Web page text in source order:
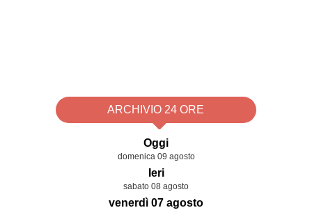
ARCHIVIO 24 ORE
Oggi
domenica 09 agosto
Ieri
sabato 08 agosto
venerdì 07 agosto